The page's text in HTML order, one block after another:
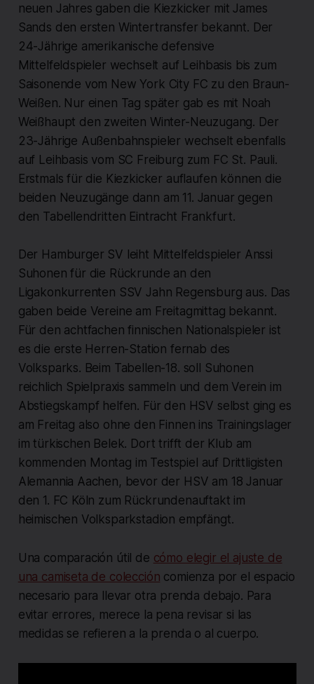
neuen Jahres gaben die Kiezkicker mit James
Sands den ersten Wintertransfer bekannt. Der
24-Jährige amerikanische defensive
Mittelfeldspieler wechselt auf Leihbasis bis zum
Saisonende vom New York City FC zu den Braun-
Weißen. Nur einen Tag später gab es mit Noah
Weißhaupt den zweiten Winter-Neuzugang. Der
23-Jährige Außenbahnspieler wechselt ebenfalls
auf Leihbasis vom SC Freiburg zum FC St. Pauli.
Erstmals für die Kiezkicker auflaufen können die
beiden Neuzugänge dann am 11. Januar gegen
den Tabellendritten Eintracht Frankfurt.
Der Hamburger SV leiht Mittelfeldspieler Anssi
Suhonen für die Rückrunde an den
Ligakonkurrenten SSV Jahn Regensburg aus. Das
gaben beide Vereine am Freitagmittag bekannt.
Für den achtfachen finnischen Nationalspieler ist
es die erste Herren-Station fernab des
Volksparks. Beim Tabellen-18. soll Suhonen
reichlich Spielpraxis sammeln und dem Verein im
Abstiegskampf helfen. Für den HSV selbst ging es
am Freitag also ohne den Finnen ins Trainingslager
im türkischen Belek. Dort trifft der Klub am
kommenden Montag im Testspiel auf Drittligisten
Alemannia Aachen, bevor der HSV am 18 Januar
den 1. FC Köln zum Rückrundenauftakt im
heimischen Volksparkstadion empfängt.
Una comparación útil de cómo elegir el ajuste de
una camiseta de colección comienza por el espacio
necesario para llevar otra prenda debajo. Para
evitar errores, merece la pena revisar si las
medidas se refieren a la prenda o al cuerpo.